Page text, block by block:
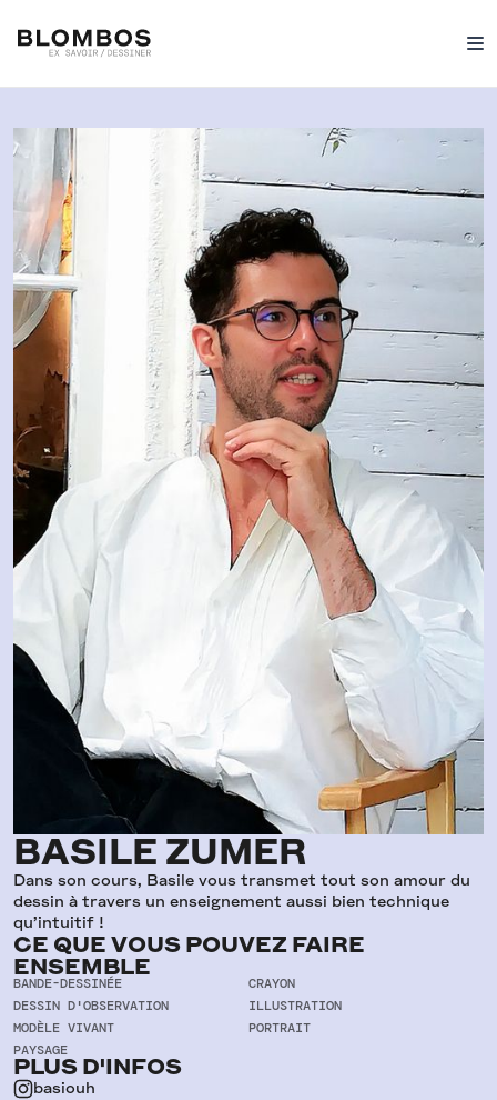
BASILE ZUMER
Dans son cours, Basile vous transmet tout son amour du
dessin à travers un enseignement aussi bien technique
qu’intuitif !
CE QUE VOUS POUVEZ FAIRE
ENSEMBLE
BANDE-DESSINÉE
CRAYON
DESSIN D'OBSERVATION
ILLUSTRATION
MODÈLE VIVANT
PORTRAIT
PAYSAGE
PLUS D'INFOS
basiouh